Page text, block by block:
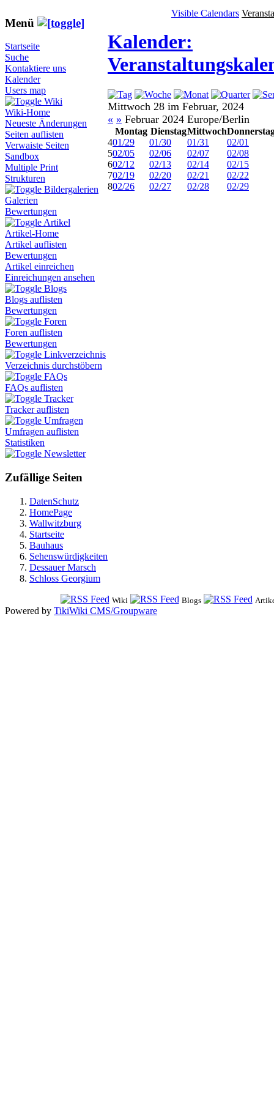
Menü
Startseite
Suche
Kontaktiere uns
Kalender
Users map
Wiki
Wiki-Home
Neueste Änderungen
Seiten auflisten
Verwaiste Seiten
Sandbox
Multiple Print
Strukturen
Bildergalerien
Galerien
Bewertungen
Artikel
Artikel-Home
Artikel auflisten
Bewertungen
Artikel einreichen
Einreichungen ansehen
Blogs
Blogs auflisten
Bewertungen
Foren
Foren auflisten
Bewertungen
Linkverzeichnis
Verzeichnis durchstöbern
FAQs
FAQs auflisten
Tracker
Tracker auflisten
Umfragen
Umfragen auflisten
Statistiken
Newsletter
Zufällige Seiten
DatenSchutz
HomePage
Wallwitzburg
Startseite
Bauhaus
Sehenswürdigkeiten
Dessauer Marsch
Schloss Georgium
Visible Calendars
Kalender:
Mittwoch 28 im Februar, 2024
« » Februar 2024 Europe/Berlin
Montag DienstagMittwoch
401/29 01/30 01/31
02/01
502/05 02/06 02/07
02/08
602/12 02/13 02/14
02/15
702/19 02/20 02/21
02/22
802/26 02/27 02/28 02/29
Wiki Blogs
Powered by TikiWiki CMS/Groupware